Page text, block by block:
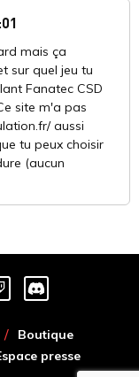
mais ça
sur quel jeu tu
Fanatec CSD
site m'a pas
aussi
tu peux choisir
(aucun
Boutique
presse